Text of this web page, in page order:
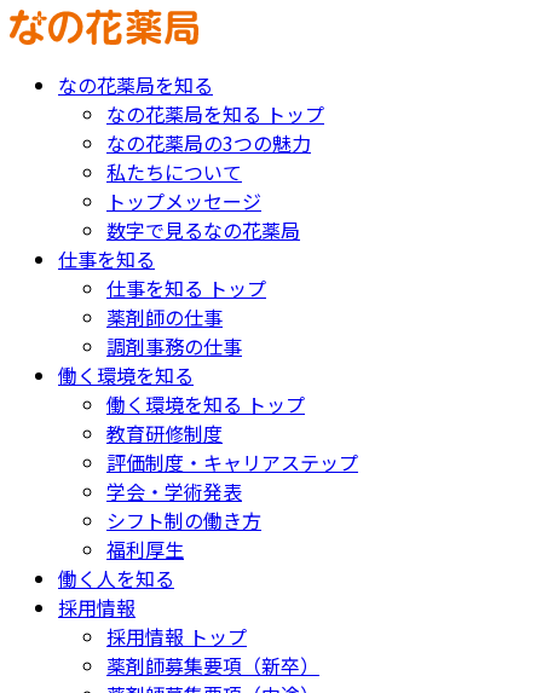
なの花薬局を知る
なの花薬局を知る トップ
なの花薬局の3つの魅力
私たちについて
トップメッセージ
数字で見るなの花薬局
仕事を知る
仕事を知る トップ
薬剤師の仕事
調剤事務の仕事
働く環境を知る
働く環境を知る トップ
教育研修制度
評価制度・キャリアステップ
学会・学術発表
シフト制の働き方
福利厚生
働く人を知る
採用情報
採用情報 トップ
薬剤師募集要項（新卒）